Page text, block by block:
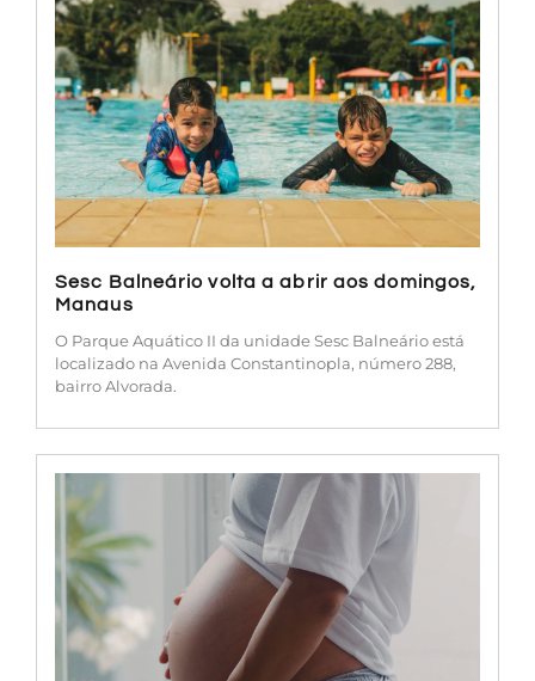
Sesc Balneário volta a abrir aos domingos,
Manaus
O Parque Aquático II da unidade Sesc Balneário está
localizado na Avenida Constantinopla, número 288,
bairro Alvorada.